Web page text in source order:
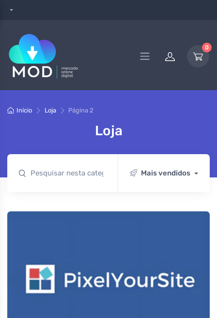
0
Início Loja Página 2
Loja
Mais vendidos